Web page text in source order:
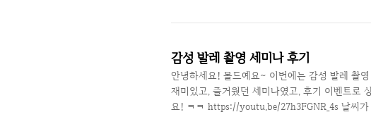
[정보기술 IT/프리플로우] - 프리플로우 게이밍
감성 발레 촬영 세미나 후기
안녕하세요! 볼드예요~ 이번에는 감성 발레 촬
재미있고, 즐거웠던 세미나였고, 후기 이벤트로
요! ㅋㅋ https://youtu.be/27h3FGNR_4s 날씨